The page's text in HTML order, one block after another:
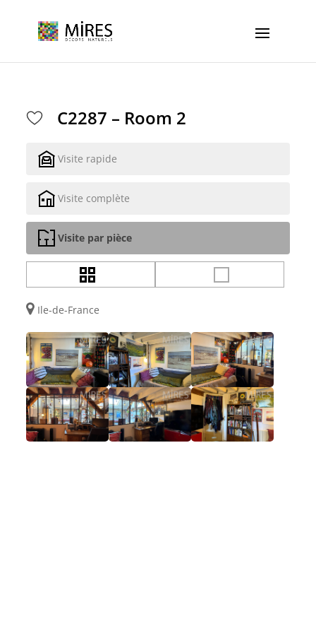
C2287 – Room 2
Visite rapide
Visite complète
Visite par pièce
Ile-de-France